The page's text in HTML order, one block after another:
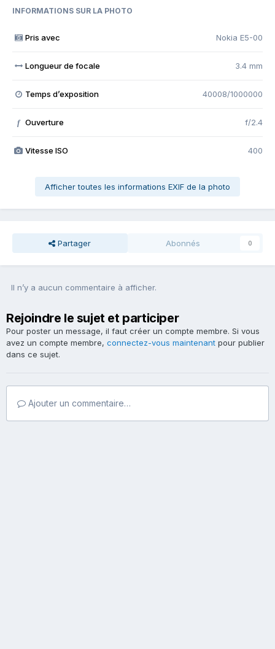
INFORMATIONS SUR LA PHOTO
Pris avec Nokia E5-00
Longueur de focale 3.4 mm
Temps d’exposition 40008/1000000
f Ouverture f/2.4
Vitesse ISO 400
Afficher toutes les informations EXIF de la photo
Partager Abonnés 0
Il n’y a aucun commentaire à afficher.
Rejoindre le sujet et participer
Pour poster un message, il faut créer un compte membre. Si vous
avez un compte membre, connectez-vous maintenant pour publier
dans ce sujet.
Ajouter un commentaire…